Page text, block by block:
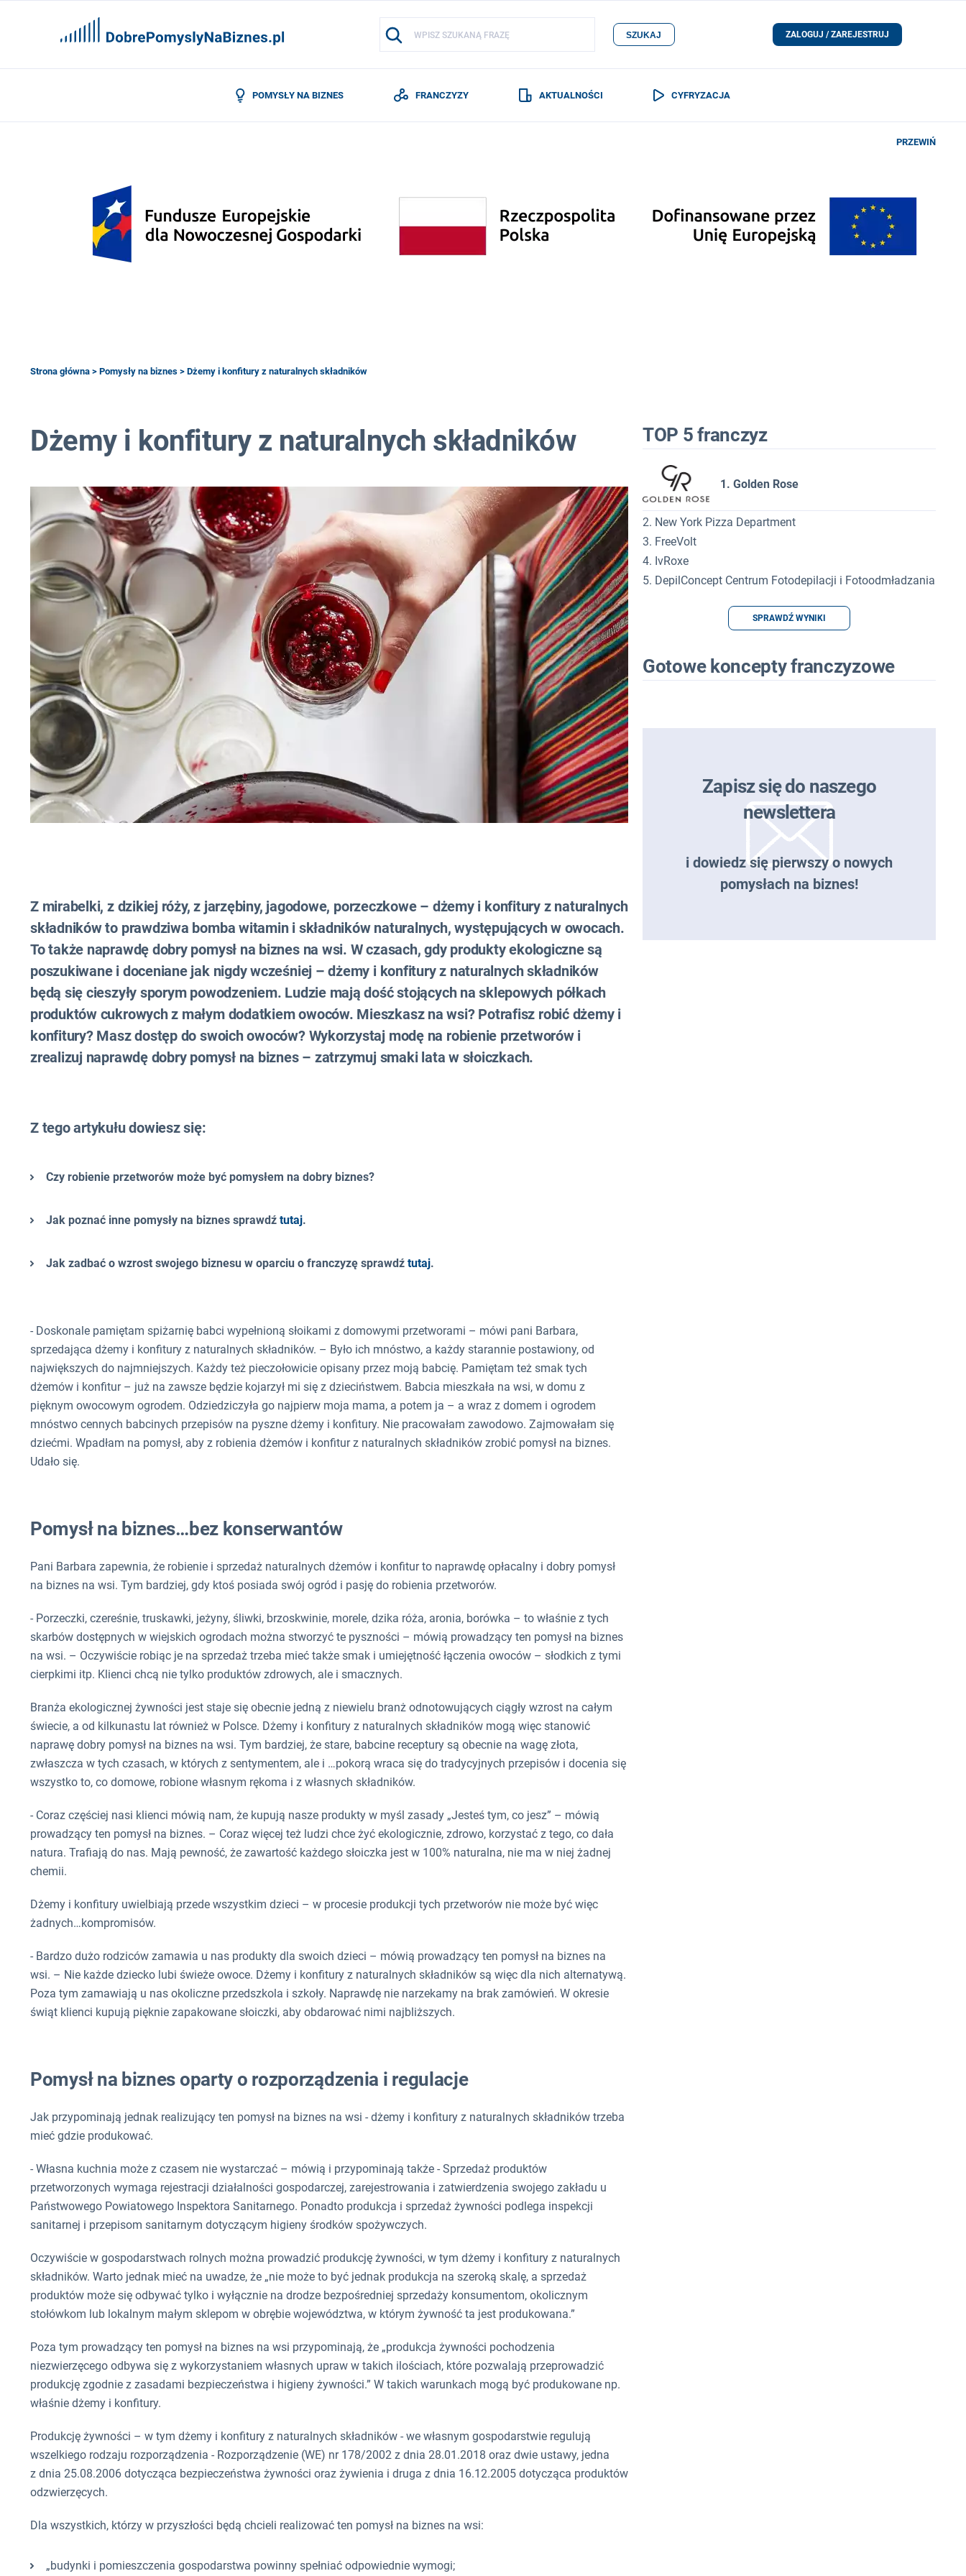
SZUKAJ ZALOGUJ / ZAREJESTRUJ
POMYSŁY NA BIZNES FRANCZYZY AKTUALNOŚCI CYFRYZACJA
PRZEWIŃ
Strona główna > Pomysły na biznes > Dżemy i konfitury z naturalnych składników
Dżemy i konfitury z naturalnych składników
Z mirabelki, z dzikiej róży, z jarzębiny, jagodowe, porzeczkowe – dżemy i konfitury z naturalnych
składników to prawdziwa bomba witamin i składników naturalnych, występujących w owocach.
To także naprawdę dobry pomysł na biznes na wsi. W czasach, gdy produkty ekologiczne są
poszukiwane i doceniane jak nigdy wcześniej – dżemy i konfitury z naturalnych składników
będą się cieszyły sporym powodzeniem. Ludzie mają dość stojących na sklepowych półkach
produktów cukrowych z małym dodatkiem owoców. Mieszkasz na wsi? Potrafisz robić dżemy i
konfitury? Masz dostęp do swoich owoców? Wykorzystaj modę na robienie przetworów i
zrealizuj naprawdę dobry pomysł na biznes – zatrzymuj smaki lata w słoiczkach.
Z tego artykułu dowiesz się:
Czy robienie przetworów może być pomysłem na dobry biznes?
Jak poznać inne pomysły na biznes sprawdź tutaj.
Jak zadbać o wzrost swojego biznesu w oparciu o franczyzę sprawdź tutaj.
- Doskonale pamiętam spiżarnię babci wypełnioną słoikami z domowymi przetworami – mówi pani Barbara,
sprzedająca dżemy i konfitury z naturalnych składników. – Było ich mnóstwo, a każdy starannie postawiony, od
największych do najmniejszych. Każdy też pieczołowicie opisany przez moją babcię. Pamiętam też smak tych
dżemów i konfitur – już na zawsze będzie kojarzył mi się z dzieciństwem. Babcia mieszkała na wsi, w domu z
pięknym owocowym ogrodem. Odziedziczyła go najpierw moja mama, a potem ja – a wraz z domem i ogrodem
mnóstwo cennych babcinych przepisów na pyszne dżemy i konfitury. Nie pracowałam zawodowo. Zajmowałam się
dziećmi. Wpadłam na pomysł, aby z robienia dżemów i konfitur z naturalnych składników zrobić pomysł na biznes.
Udało się.
Pomysł na biznes…bez konserwantów
Pani Barbara zapewnia, że robienie i sprzedaż naturalnych dżemów i konfitur to naprawdę opłacalny i dobry pomysł
na biznes na wsi. Tym bardziej, gdy ktoś posiada swój ogród i pasję do robienia przetworów.
- Porzeczki, czereśnie, truskawki, jeżyny, śliwki, brzoskwinie, morele, dzika róża, aronia, borówka – to właśnie z tych
skarbów dostępnych w wiejskich ogrodach można stworzyć te pyszności – mówią prowadzący ten pomysł na biznes
na wsi. – Oczywiście robiąc je na sprzedaż trzeba mieć także smak i umiejętność łączenia owoców – słodkich z tymi
cierpkimi itp. Klienci chcą nie tylko produktów zdrowych, ale i smacznych.
Branża ekologicznej żywności jest staje się obecnie jedną z niewielu branż odnotowujących ciągły wzrost na całym
świecie, a od kilkunastu lat również w Polsce. Dżemy i konfitury z naturalnych składników mogą więc stanowić
naprawę dobry pomysł na biznes na wsi. Tym bardziej, że stare, babcine receptury są obecnie na wagę złota,
zwłaszcza w tych czasach, w których z sentymentem, ale i …pokorą wraca się do tradycyjnych przepisów i docenia się
wszystko to, co domowe, robione własnym rękoma i z własnych składników.
- Coraz częściej nasi klienci mówią nam, że kupują nasze produkty w myśl zasady „Jesteś tym, co jesz” – mówią
prowadzący ten pomysł na biznes. – Coraz więcej też ludzi chce żyć ekologicznie, zdrowo, korzystać z tego, co dała
natura. Trafiają do nas. Mają pewność, że zawartość każdego słoiczka jest w 100% naturalna, nie ma w niej żadnej
chemii.
Dżemy i konfitury uwielbiają przede wszystkim dzieci – w procesie produkcji tych przetworów nie może być więc
żadnych…kompromisów.
- Bardzo dużo rodziców zamawia u nas produkty dla swoich dzieci – mówią prowadzący ten pomysł na biznes na
wsi. – Nie każde dziecko lubi świeże owoce. Dżemy i konfitury z naturalnych składników są więc dla nich alternatywą.
Poza tym zamawiają u nas okoliczne przedszkola i szkoły. Naprawdę nie narzekamy na brak zamówień. W okresie
świąt klienci kupują pięknie zapakowane słoiczki, aby obdarować nimi najbliższych.
Pomysł na biznes oparty o rozporządzenia i regulacje
Jak przypominają jednak realizujący ten pomysł na biznes na wsi - dżemy i konfitury z naturalnych składników trzeba
mieć gdzie produkować.
- Własna kuchnia może z czasem nie wystarczać – mówią i przypominają także - Sprzedaż produktów
przetworzonych wymaga rejestracji działalności gospodarczej, zarejestrowania i zatwierdzenia swojego zakładu u
Państwowego Powiatowego Inspektora Sanitarnego. Ponadto produkcja i sprzedaż żywności podlega inspekcji
sanitarnej i przepisom sanitarnym dotyczącym higieny środków spożywczych.
Oczywiście w gospodarstwach rolnych można prowadzić produkcję żywności, w tym dżemy i konfitury z naturalnych
składników. Warto jednak mieć na uwadze, że „nie może to być jednak produkcja na szeroką skalę, a sprzedaż
produktów może się odbywać tylko i wyłącznie na drodze bezpośredniej sprzedaży konsumentom, okolicznym
stołówkom lub lokalnym małym sklepom w obrębie województwa, w którym żywność ta jest produkowana.”
Poza tym prowadzący ten pomysł na biznes na wsi przypominają, że „produkcja żywności pochodzenia
niezwierzęcego odbywa się z wykorzystaniem własnych upraw w takich ilościach, które pozwalają przeprowadzić
produkcję zgodnie z zasadami bezpieczeństwa i higieny żywności.” W takich warunkach mogą być produkowane np.
właśnie dżemy i konfitury.
Produkcję żywności – w tym dżemy i konfitury z naturalnych składników - we własnym gospodarstwie regulują
wszelkiego rodzaju rozporządzenia - Rozporządzenie (WE) nr 178/2002 z dnia 28.01.2018 oraz dwie ustawy, jedna
z dnia 25.08.2006 dotycząca bezpieczeństwa żywności oraz żywienia i druga z dnia 16.12.2005 dotycząca produktów
odzwierzęcych.
Dla wszystkich, którzy w przyszłości będą chcieli realizować ten pomysł na biznes na wsi:
„budynki i pomieszczenia gospodarstwa powinny spełniać odpowiednie wymogi;
TOP 5 franczyz
1. Golden Rose
2. New York Pizza Department
3. FreeVolt
4. IvRoxe
5. DepilConcept Centrum Fotodepilacji i Fotoodmładzania
SPRAWDŹ WYNIKI
Gotowe koncepty franczyzowe
Zapisz się do naszego
newslettera
i dowiedz się pierwszy o nowych
pomysłach na biznes!